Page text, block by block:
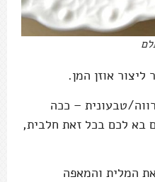
אוזן המן.
טבעונית – ככה
בא לכם בכל זאת חלבית,
המלית והמאפה